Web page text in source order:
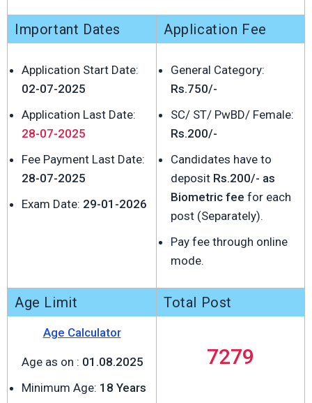
Important Dates
Application Start Date:
02-07-2025
Application Last Date:
28-07-2025
Fee Payment Last Date:
28-07-2025
Exam Date: 29-01-2026
Application Fee
General Category:
Rs.750/-
SC/ ST/ PwBD/ Female:
Rs.200/-
Candidates have to
deposit Rs.200/- as
Biometric fee for each
post (Separately).
Pay fee through online
mode.
Age Limit
Age Calculator
Age as on : 01.08.2025
Minimum Age: 18 Years
Total Post
7279